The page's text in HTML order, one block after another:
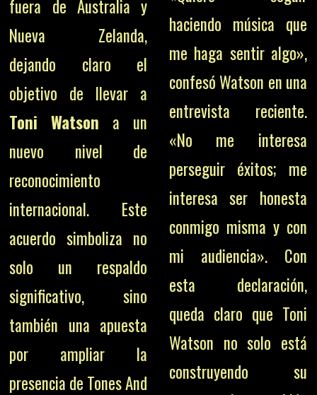
fuera de Australia y
Nueva Zelanda,
dejando claro el
objetivo de llevar a
Toni Watson a un
nuevo nivel de
reconocimiento
internacional. Este
acuerdo simboliza no
solo un respaldo
significativo, sino
también una apuesta
por ampliar la
presencia de Tones And
haciendo música que
me haga sentir algo»,
confesó Watson en una
entrevista reciente.
«No me interesa
perseguir éxitos; me
interesa ser honesta
conmigo misma y con
mi audiencia». Con
esta declaración,
queda claro que Toni
Watson no solo está
construyendo su